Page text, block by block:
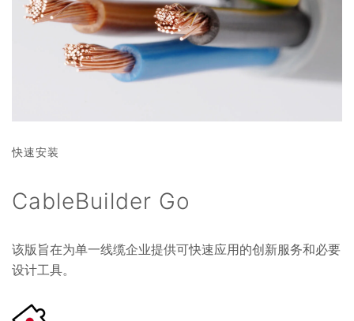
快速安装
CableBuilder Go
该版旨在为单一线缆企业提供可快速应用的创新服务和必要
设计工具。